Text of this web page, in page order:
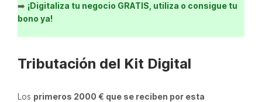
➡️ ¡Digitaliza tu negocio GRATIS, utiliza o consigue tu
bono ya!
Tributación del Kit Digital
Los primeros 2000 € que se reciben por esta